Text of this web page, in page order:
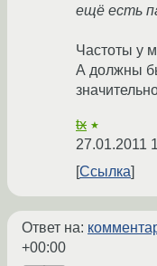
ещё есть
Частоты у
А должны
tx ★
27.01.2011
Ссылка
Ответ на:
+00:00